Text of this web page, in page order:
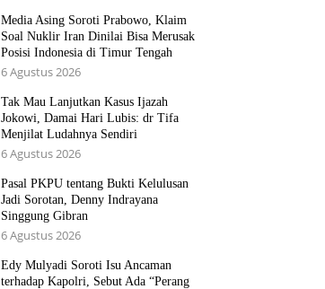
Media Asing Soroti Prabowo, Klaim
Soal Nuklir Iran Dinilai Bisa Merusak
Posisi Indonesia di Timur Tengah
6 Agustus 2026
Tak Mau Lanjutkan Kasus Ijazah
Jokowi, Damai Hari Lubis: dr Tifa
Menjilat Ludahnya Sendiri
6 Agustus 2026
Pasal PKPU tentang Bukti Kelulusan
Jadi Sorotan, Denny Indrayana
Singgung Gibran
6 Agustus 2026
Edy Mulyadi Soroti Isu Ancaman
terhadap Kapolri, Sebut Ada “Perang